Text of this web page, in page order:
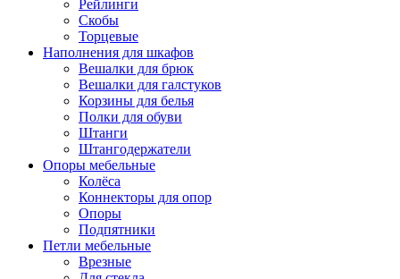
Рейлинги
Скобы
Торцевые
Наполнения для шкафов
Вешалки для брюк
Вешалки для галстуков
Корзины для белья
Полки для обуви
Штанги
Штангодержатели
Опоры мебельные
Колёса
Коннекторы для опор
Опоры
Подпятники
Петли мебельные
Врезные